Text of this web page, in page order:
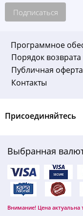
Подписаться
Программное
Порядок
Публичная оферта
Контакты
Выбранная
Внимание! Цена актуальна
Присоединяйтесь